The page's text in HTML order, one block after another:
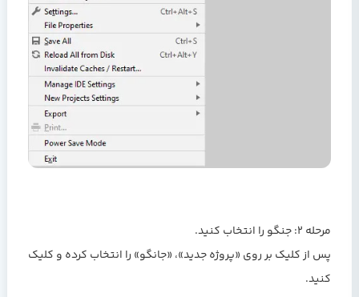
مرحله 2: جنگو را انتخاب کنید.
پس از کلیک بر روی «پروژه جدید»، «جانگو» را انتخاب کرده و کلیک
کنید.